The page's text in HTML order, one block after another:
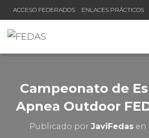
ACCESO FEDERADOS ENLACES PRÁCTICOS
Campeonato de
Apnea Outdoor
Publicado por JaviFedas en